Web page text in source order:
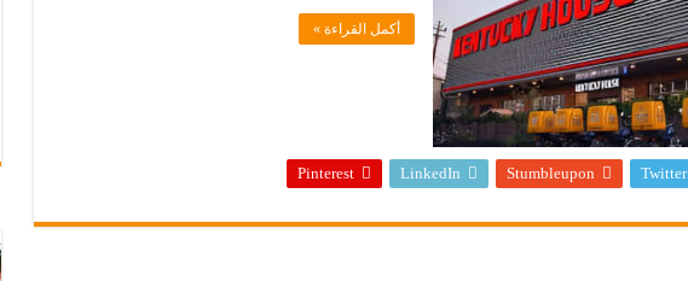
أكمل القراءة »
Twitter
Stumbleupon
LinkedIn
Pinterest